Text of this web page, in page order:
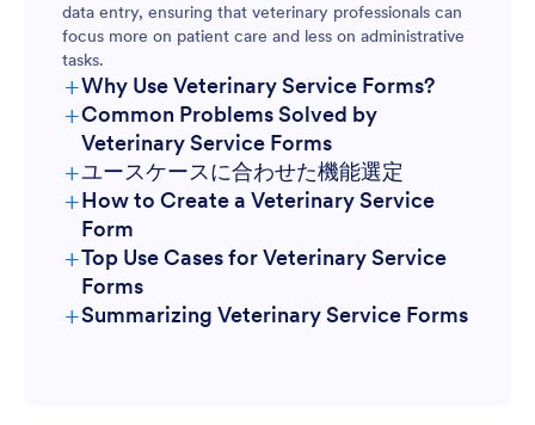
data entry, ensuring that veterinary professionals can
focus more on patient care and less on administrative
tasks.
+Why Use Veterinary Service Forms?
+Common Problems Solved by
Veterinary Service Forms
+ユースケースに合わせた機能選定
+How to Create a Veterinary Service
Form
+Top Use Cases for Veterinary Service
Forms
For Managers
+Summarizing Veterinary Service Forms